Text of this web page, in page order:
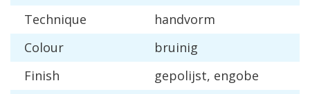
Technique
handvorm
Colour
bruinig
Finish
gepolijst, engobe